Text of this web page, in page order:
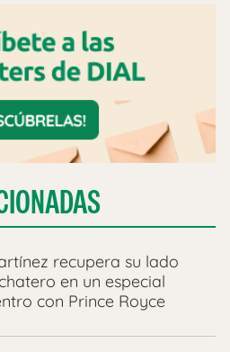
recupera su lado
en un especial
con Prince Royce